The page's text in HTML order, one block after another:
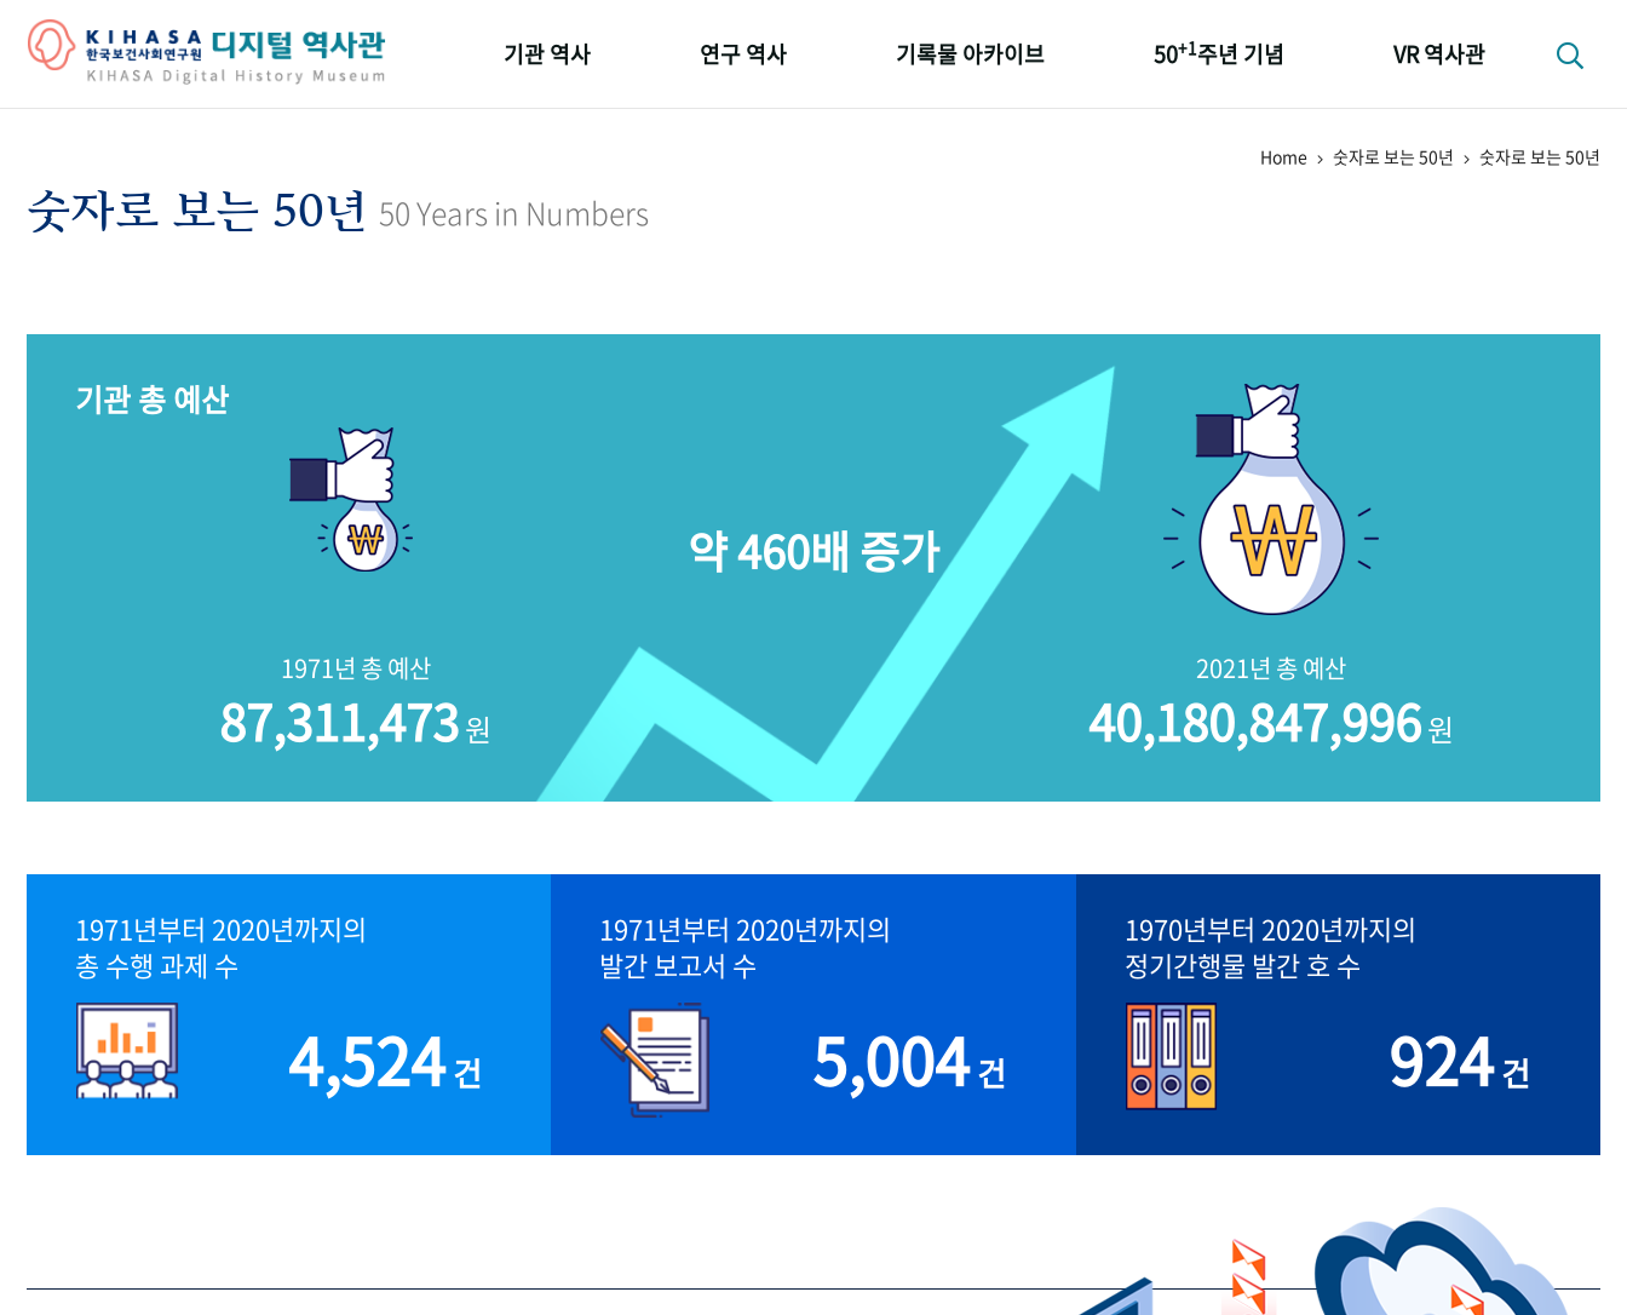
기관 역사 연구 역사 기록물 아카이브 50+1주년 기념 VR 역사관
Home 숫자로 보는 50년 숫자로 보는 50년
숫자로 보는 50년 50 Years in Numbers
기관 총 예산
1971년 총 예산
87,311,473원
2021년 총 예산
40,180,847,996원
약 460배 증가
1971년부터 2020년까지의
총 수행 과제 수
4,524건
1971년부터 2020년까지의
발간 보고서 수
5,004건
1970년부터 2020년까지의
정기간행물 발간 호 수
924건